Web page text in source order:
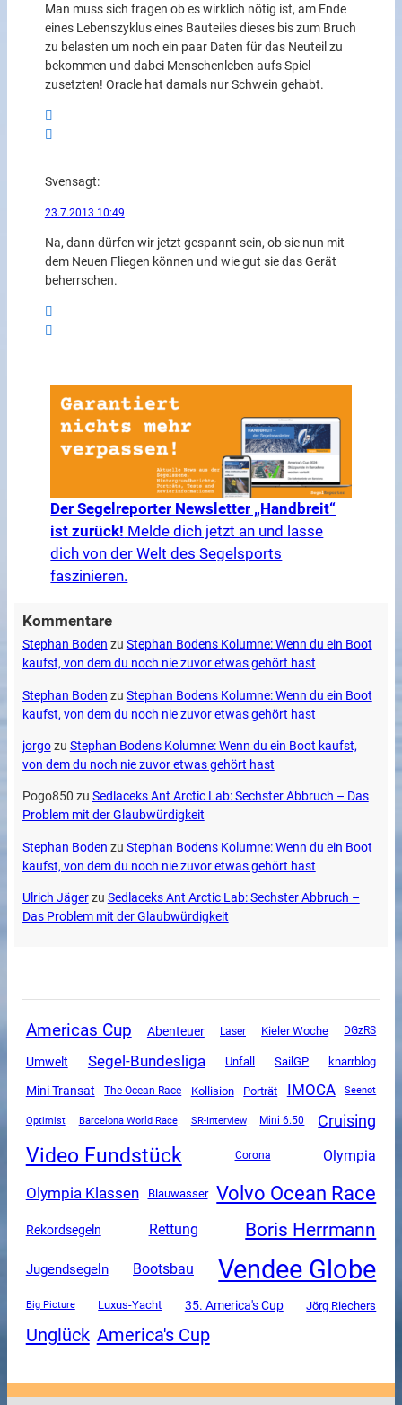
Man muss sich fragen ob es wirklich nötig ist, am Ende
eines Lebenszyklus eines Bauteiles dieses bis zum Bruch
zu belasten um noch ein paar Daten für das Neuteil zu
bekommen und dabei Menschenleben aufs Spiel
zusetzten! Oracle hat damals nur Schwein gehabt.
Svensagt:
23.7.2013 10:49
Na, dann dürfen wir jetzt gespannt sein, ob sie nun mit
dem Neuen Fliegen können und wie gut sie das Gerät
beherrschen.
Der Segelreporter Newsletter „Handbreit“
ist zurück! Melde dich jetzt an und lasse
dich von der Welt des Segelsports
faszinieren.
Kommentare
Stephan Boden zu Stephan Bodens Kolumne: Wenn du ein Boot
kaufst, von dem du noch nie zuvor etwas gehört hast
Stephan Boden zu Stephan Bodens Kolumne: Wenn du ein Boot
kaufst, von dem du noch nie zuvor etwas gehört hast
jorgozu Stephan Bodens Kolumne: Wenn du ein Boot kaufst,
von dem du noch nie zuvor etwas gehört hast
Pogo850 zu Sedlaceks Ant Arctic Lab: Sechster Abbruch – Das
Problem mit der Glaubwürdigkeit
Stephan Boden zu Stephan Bodens Kolumne: Wenn du ein Boot
kaufst, von dem du noch nie zuvor etwas gehört hast
Ulrich Jägerzu Sedlaceks Ant Arctic Lab: Sechster Abbruch –
Das Problem mit der Glaubwürdigkeit
Americas Cup Abenteuer Laser Kieler Woche DGzRS
Umwelt Segel-Bundesliga Unfall SailGP knarrblog
Mini Transat The Ocean Race Kollision Porträt IMOCA Seenot
Optimist Barcelona World Race SR-Interview Mini 6.50 Cruising
Video Fundstück Corona Olympia
Olympia Klassen Blauwasser Volvo Ocean Race
Rekordsegeln Rettung Boris Herrmann
Jugendsegeln Bootsbau Vendee Globe
Big Picture Luxus-Yacht 35. America's Cup Jörg Riechers
Unglück America's Cup